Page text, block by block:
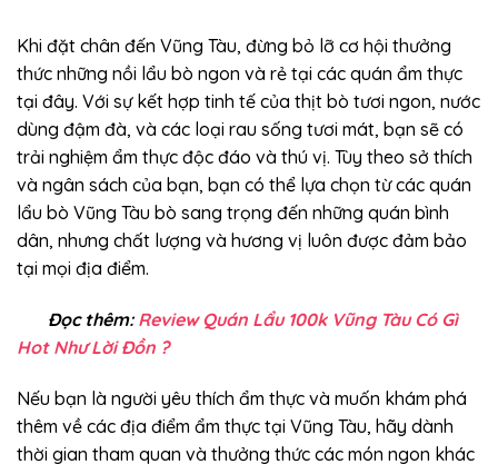
Khi đặt chân đến Vũng Tàu, đừng bỏ lỡ cơ hội thưởng
thức những nồi lẩu bò ngon và rẻ tại các quán ẩm thực
tại đây. Với sự kết hợp tinh tế của thịt bò tươi ngon, nước
dùng đậm đà, và các loại rau sống tươi mát, bạn sẽ có
trải nghiệm ẩm thực độc đáo và thú vị. Tùy theo sở thích
và ngân sách của bạn, bạn có thể lựa chọn từ các quán
lẩu bò Vũng Tàu bò sang trọng đến những quán bình
dân, nhưng chất lượng và hương vị luôn được đảm bảo
tại mọi địa điểm.
Đọc thêm:Review Quán Lẩu 100k Vũng Tàu Có Gì
Hot Như Lời Đồn ?
Nếu bạn là người yêu thích ẩm thực và muốn khám phá
thêm về các địa điểm ẩm thực tại Vũng Tàu, hãy dành
thời gian tham quan và thưởng thức các món ngon khác